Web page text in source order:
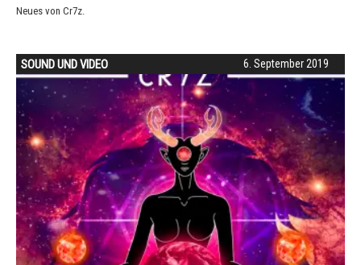
Neues von Cr7z.
6. September 2019
SOUND UND VIDEO